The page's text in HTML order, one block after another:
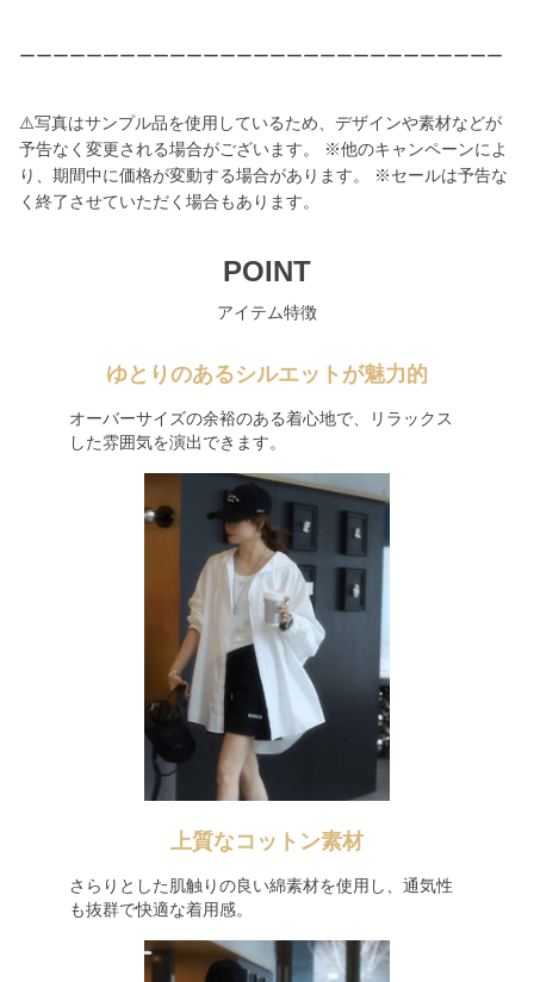
ーーーーーーーーーーーーーーーーーーーーーーーーーーーーー
⚠️写真はサンプル品を使用しているため、デザインや素材などが
予告なく変更される場合がございます。 ※他のキャンペーンによ
り、期間中に価格が変動する場合があります。 ※セールは予告な
く終了させていただく場合もあります。
POINT
アイテム特徴
ゆとりのあるシルエットが魅力的
オーバーサイズの余裕のある着心地で、リラックス
した雰囲気を演出できます。
上質なコットン素材
さらりとした肌触りの良い綿素材を使用し、通気性
も抜群で快適な着用感。